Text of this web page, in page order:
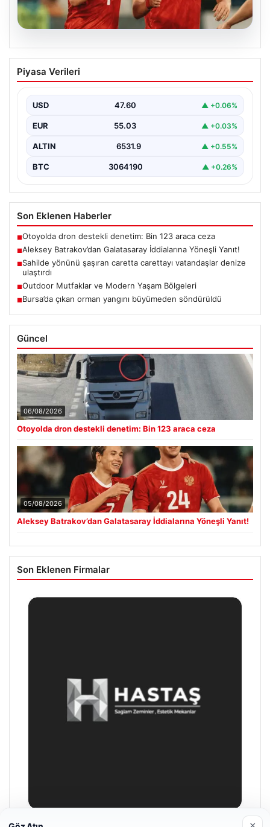
05.08.2026
Aleksey Batrakov’dan Galatasaray
İddialarına Yöneşli Yanıt!
genç futbolcu Aleksey Batrakov, adı Galatasaray ile…
Piyasa Verileri
USD 47.60 ▲ +0.06%
EUR 55.03 ▲ +0.03%
ALTIN 6531.9 ▲ +0.55%
BTC 3064190 ▲ +0.26%
Son Eklenen Haberler
■Otoyolda dron destekli denetim: Bin 123 araca ceza
■Aleksey Batrakov’dan Galatasaray İddialarına Yöneşli Yanıt!
■Sahilde yönünü şaşıran caretta carettayı vatandaşlar denize
ulaştırdı
■Outdoor Mutfaklar ve Modern Yaşam Bölgeleri
■Bursa’da çıkan orman yangını büyümeden söndürüldü
Güncel
06/08/2026
Otoyolda dron destekli denetim: Bin 123 araca ceza
05/08/2026
Aleksey Batrakov’dan Galatasaray İddialarına Yöneşli Yanıt!
Son Eklenen Firmalar